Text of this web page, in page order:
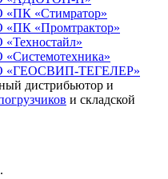
дистрибьютор и
и складской